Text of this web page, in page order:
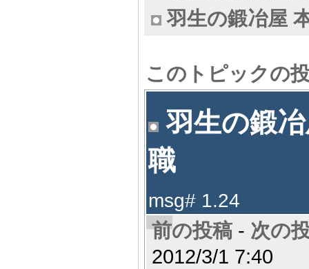
羽生の鍛冶屋
このトピックの
羽生の鍛
職
msg# 1.24
前の投稿 - 次の
2012/3/1 7:40